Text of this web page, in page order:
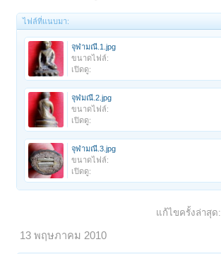
ไฟล์ที่แนบมา:
จุฬามณี.1.jpg
ขนาดไฟล์:
เปิดดู:
จุฬมณี.2.jpg
ขนาดไฟล์:
เปิดดู:
จุฬามณี.3.jpg
ขนาดไฟล์:
เปิดดู:
แก้ไขครั้งล่าสุด:
13 พฤษภาคม 2010